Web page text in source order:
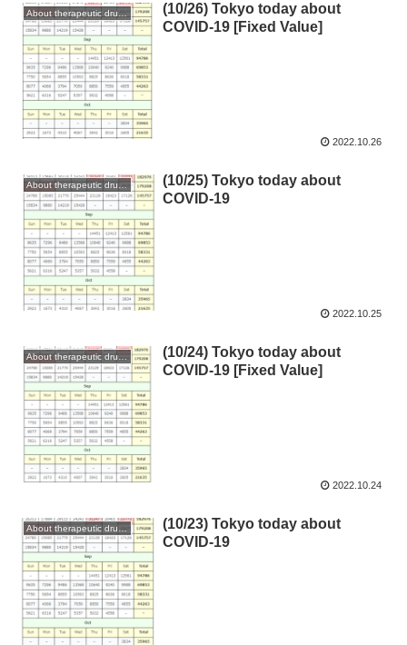
About therapeutic drugs and vaccines
(10/26) Tokyo today about
COVID-19 [Fixed Value]
2022.10.26
About therapeutic drugs and vaccines
(10/25) Tokyo today about
COVID-19
2022.10.25
About therapeutic drugs and vaccines
(10/24) Tokyo today about
COVID-19 [Fixed Value]
2022.10.24
About therapeutic drugs and vaccines
(10/23) Tokyo today about
COVID-19